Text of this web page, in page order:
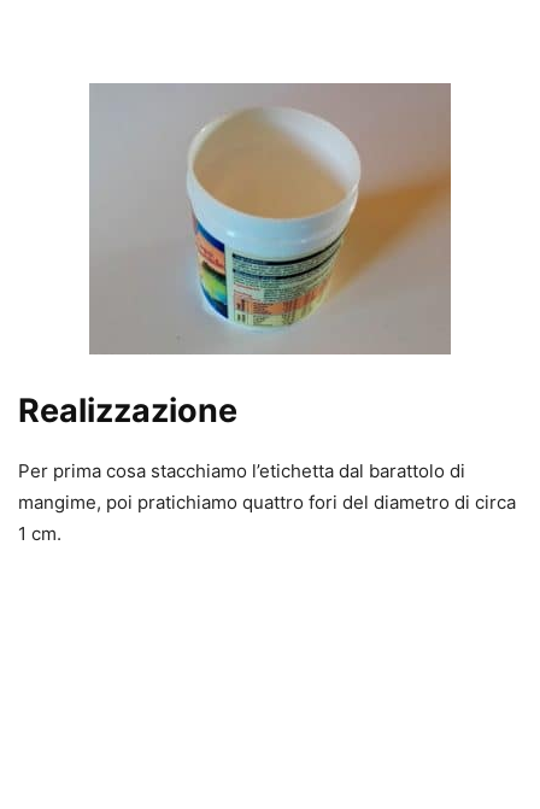
Realizzazione
Per prima cosa stacchiamo l’etichetta dal barattolo di
mangime, poi pratichiamo quattro fori del diametro di circa
1 cm.